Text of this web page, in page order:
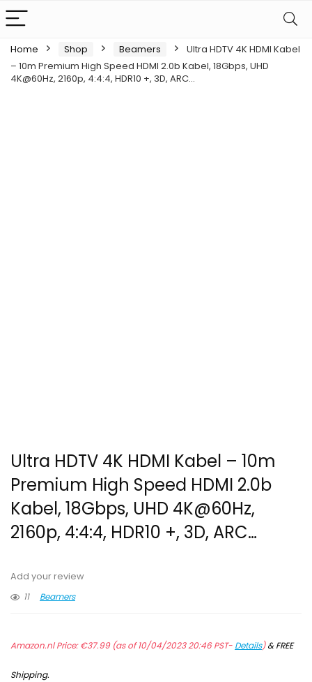
Home Shop Beamers
Ultra HDTV 4K HDMI Kabel
– 10m Premium High Speed HDMI 2.0b Kabel, 18Gbps, UHD
4K@60Hz, 2160p, 4:4:4, HDR10 +, 3D, ARC…
Ultra HDTV 4K HDMI Kabel – 10m
Premium High Speed HDMI 2.0b
Kabel, 18Gbps, UHD 4K@60Hz,
2160p, 4:4:4, HDR10 +, 3D, ARC…
Add your review
11
Beamers
Amazon.nl Price:€37.99(as of 10/04/2023 20:46 PST- Details)&FREE
Shipping.